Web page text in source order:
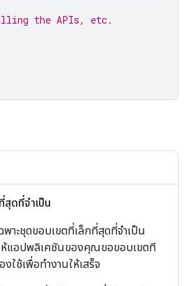
the APIs, etc.
สุดที่จำเป็น
าะชุดขอบเขตที่เล็กที่สุดที่จำเป็น
ห้แอปพลิเคชันของคุณขอขอบเขตที
งใช้เพื่อทำงานให้เสร็จ